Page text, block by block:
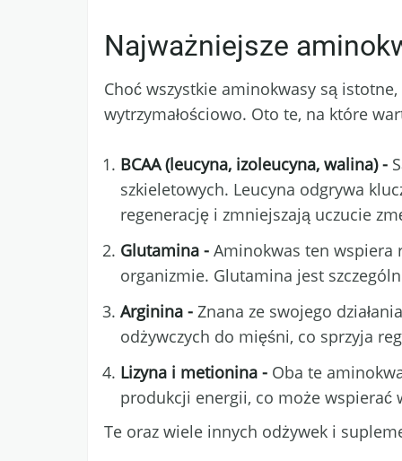
Najważniejsze
Choć wszystkie aminokwasy są
wytrzymałościowo. Oto te, na które
BCAA (leucyna, izoleucyna, walina) -
szkieletowych. Leucyna odgrywa
regenerację i zmniejszają uczucie
Glutamina - Aminokwas ten wspiera
organizmie. Glutamina jest
Arginina - Znana ze swojego
odżywczych do mięśni, co sprzyja
Lizyna i metionina - Oba te
produkcji energii, co może wspierać
Te oraz wiele innych odżywek i